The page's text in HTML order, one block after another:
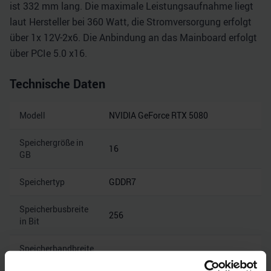
ist 332 mm lang. Die maximale Leistungsaufnahme liegt
laut Hersteller bei 360 Watt, die Stromversorgung erfolgt
über 1x 12V-2x6. Die Anbindung an das Mainboard erfolgt
über PCIe 5.0 x16.
Technische Daten
Modell NVIDIA GeForce RTX 5080
Speichergröße in
GB
16
Speichertyp GDDR7
Speicherbusbreite
in Bit
256
Speicherbandbreite
30